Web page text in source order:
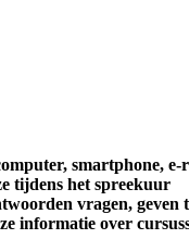
smartphone, e-
tijdens het spreekuur
vragen, geven
informatie over